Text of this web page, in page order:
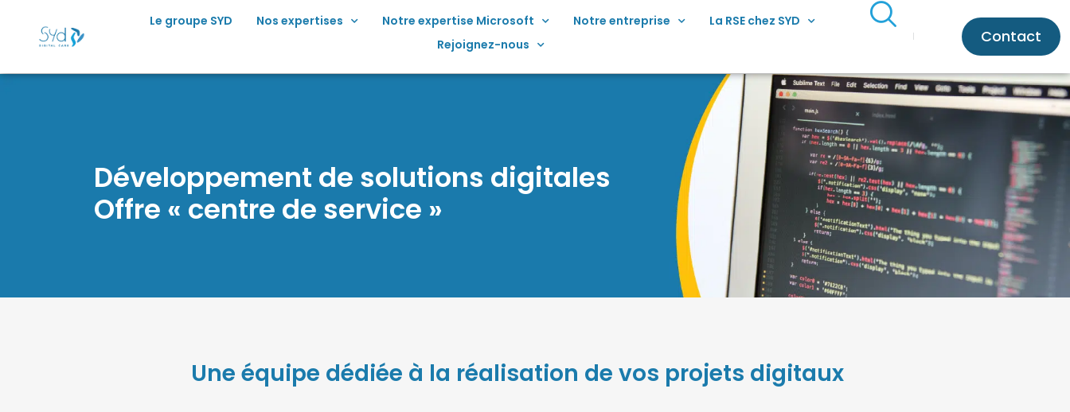
Le groupe SYD Nos expertises Notre expertise Microsoft Notre entreprise
La RSE chez SYD
Rejoignez-nous
Contact
Développement de solutions digitales
Offre « centre de service »
Une équipe dédiée à la réalisation de vos projets digitaux